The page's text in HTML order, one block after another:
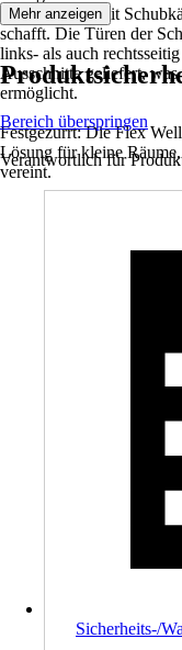
Unterschrank mit
schafft. Die Türen der
links- als auch
Ausschnitte geliefert,
ermöglicht.
Festgezurrt: Die Flex
Lösung für kleine
vereint.
Mehr anzeigen
Bereich überspringen
Verantwortlich für
Sicherheits-/